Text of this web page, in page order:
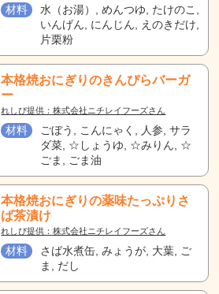
材料
水（お湯）, めんつゆ, たけのこ,
いんげん, にんじん, えのきだけ,
片栗粉
本格焼おにぎりのきんぴらバーガ
ー
れしぴ提供：株式会社ニチレイフーズさん
材料
ごぼう, こんにゃく, 人参, サラ
ダ菜, ☆しょうゆ, ☆みりん, ☆
ごま, ごま油
本格焼おにぎりの薬味たっぷりさ
ば茶漬け
れしぴ提供：株式会社ニチレイフーズさん
材料
さば水煮缶, みょうが, 大葉, ご
ま, だし